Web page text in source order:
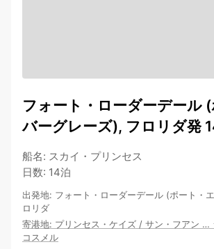
フォート・ローダーデール
バーグレーズ), フロリダ発
船名: スカイ・プリンセス
日数: 14泊
出発地: フォート・ローダーデール (ポート・
ロリダ
寄港地: プリンセス・ケイズ / サン・フアン …
コスメル